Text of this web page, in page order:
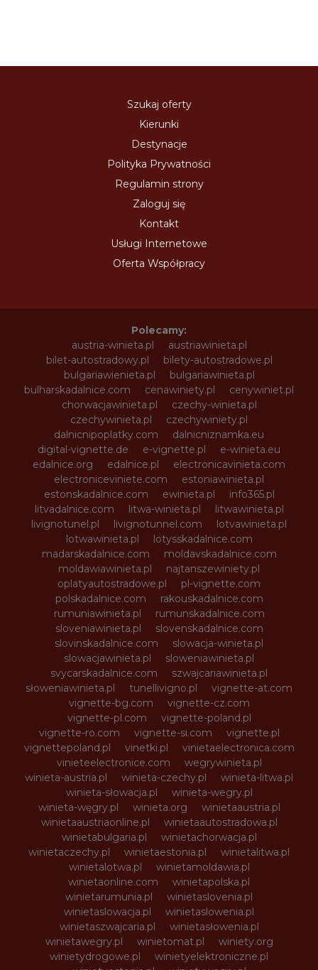
Szukaj oferty
Kierunki
Destynacje
Polityka Prywatności
Regulamin strony
Zaloguj się
Kontakt
Usługi Internetowe
Oferta Współpracy
Polecamy:
austria-winieta.pl
austriawinieta.pl
bilet-autostradowy.pl
bilety-autostradowe.pl
bulgariawienieta.pl
bulgariawinieta.pl
bulharskadalnice.com
cenawiniety.pl
cenywiniet.pl
chorwacjawinieta.pl
czechy-winieta.pl
czechywinieta.pl
czechywiniety.pl
dalnicnipoplatky.com
dalnicniznamka.eu
digital-vignette.de
e-vignette.pl
e-winieta.eu
edalnice.org
edalnice.pl
electronicavinieta.com
electroniceviniete.com
estoniawinieta.pl
estonskadalnice.com
ewinieta.pl
info365.pl
litvadalnice.com
litwa-winieta.pl
litwawinieta.pl
livignotunel.pl
livignotunnel.com
lotvawinieta.pl
lotwawinieta.pl
lotysskadalnice.com
madarskadalnice.com
moldavskadalnice.com
moldawiawinieta.pl
najtanszewiniety.pl
oplatyautostradowe.pl
pl-vignette.com
polskadalnice.com
rakouskadalnice.com
rumuniawinieta.pl
rumunskadalnice.com
sloveniawinieta.pl
slovenskadalnice.com
slovinskadalnice.com
slowacja-winieta.pl
slowacjawinieta.pl
sloweniawinieta.pl
svycarskadalnice.com
szwajcariawinieta.pl
słoweniawinieta.pl
tunellivigno.pl
vignette-at.com
vignette-bg.com
vignette-cz.com
vignette-pl.com
vignette-poland.pl
vignette-ro.com
vignette-si.com
vignette.pl
vignettepoland.pl
vinetki.pl
vinietaelectronica.com
vinieteelectronice.com
wegrywinieta.pl
winieta-austria.pl
winieta-czechy.pl
winieta-litwa.pl
winieta-słowacja.pl
winieta-wegry.pl
winieta-węgry.pl
winieta.org
winietaaustria.pl
winietaaustriaonline.pl
winietaautostradowa.pl
winietabulgaria.pl
winietachorwacja.pl
winietaczechy.pl
winietaestonia.pl
winietalitwa.pl
winietalotwa.pl
winietamoldawia.pl
winietaonline.com
winietapolska.pl
winietarumunia.pl
winietaslovenia.pl
winietaslowacja.pl
winietaslowenia.pl
winietaszwajcaria.pl
winietasłowenia.pl
winietawegry.pl
winietomat.pl
winiety.org
winietydrogowe.pl
winietyelektroniczne.pl